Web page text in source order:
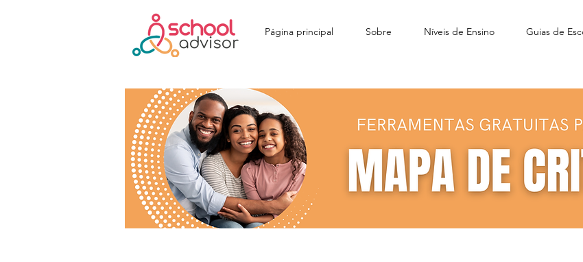
Página principal Sobre Níveis de Ensino Guias de